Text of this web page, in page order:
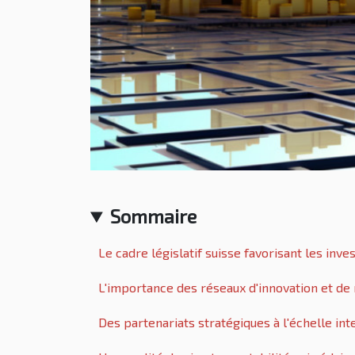
Sommaire
Le cadre législatif suisse favorisant les
L'importance des réseaux d'innovation et
Des partenariats stratégiques à l'échelle